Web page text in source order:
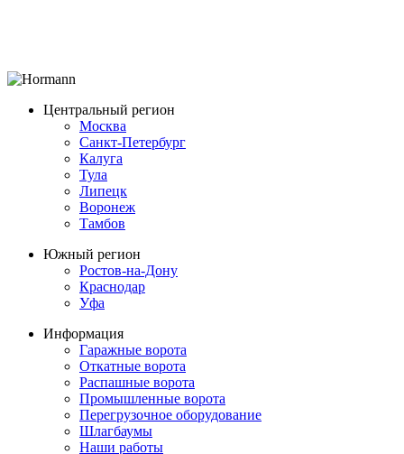
Центральный регион
Москва
Санкт-Петербург
Калуга
Тула
Липецк
Воронеж
Тамбов
Южный регион
Ростов-на-Дону
Краснодар
Уфа
Информация
Гаражные ворота
Откатные ворота
Распашные ворота
Промышленные ворота
Перегрузочное оборудование
Шлагбаумы
Наши работы